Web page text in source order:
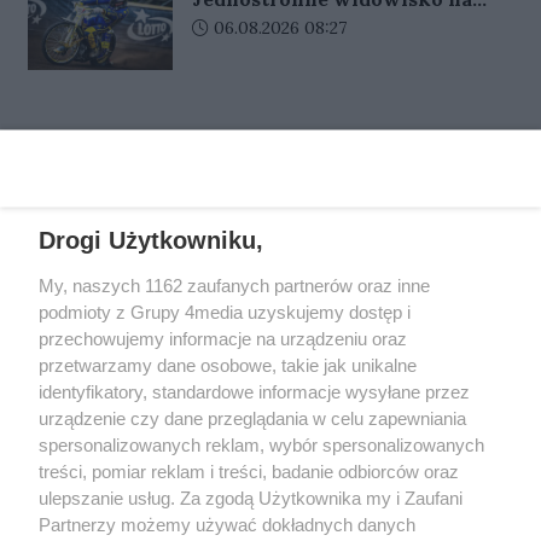
grawerem. Dla rodziny
wspomnienia.
popiera co czwarty Polak. Kto
najbardziej?
Jancarzu?
Data dodania artykułu:
06.08.2026 08:27
REKLAMA
REKLAMA
Drogi Użytkowniku,
My, naszych 1162 zaufanych partnerów oraz inne
podmioty z Grupy 4media uzyskujemy dostęp i
przechowujemy informacje na urządzeniu oraz
przetwarzamy dane osobowe, takie jak unikalne
identyfikatory, standardowe informacje wysyłane przez
urządzenie czy dane przeglądania w celu zapewniania
spersonalizowanych reklam, wybór spersonalizowanych
treści, pomiar reklam i treści, badanie odbiorców oraz
ulepszanie usług. Za zgodą Użytkownika my i Zaufani
Partnerzy możemy używać dokładnych danych